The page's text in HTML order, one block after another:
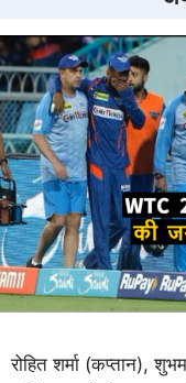
रोहित शर्मा (कप्तान),